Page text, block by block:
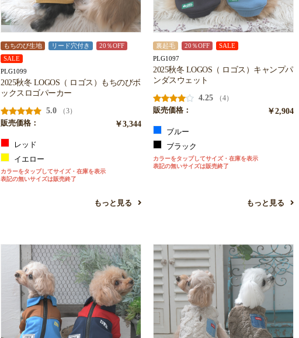
もちのび生地 リード穴付き
20％OFF
SALE
PLG1099
2025秋冬 LOGOS（ ロゴス）もちのびボ
ックスロゴパーカー
5.0
（3）
販売価格：
￥3,344
レッド
イエロー
カラーをタップしてサイズ・在庫を表示
表記の無いサイズは販売終了
もっと見る
裏起毛 20％OFF SALE
PLG1097
2025秋冬 LOGOS（ ロゴス）キャンプパ
ンダスウェット
4.25
（4）
販売価格：
￥2,904
ブルー
ブラック
カラーをタップしてサイズ・在庫を表示
表記の無いサイズは販売終了
もっと見る
お買い物を続ける カートへ進む